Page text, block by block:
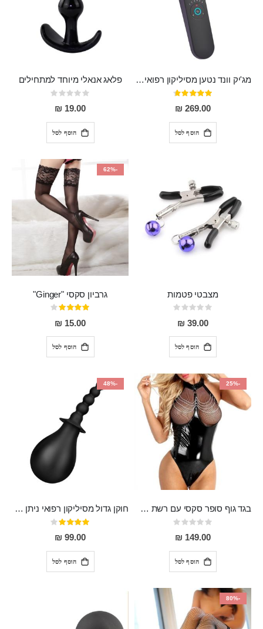
מג'יק וונד נטען מסיליקון רפואי חזק בעל 12 מצבי רטט ו6 מהירויות שונות ROMI
דירוג:
93%
269.00 ₪
הוסף לסל
פלאג אנאלי מיוחד למתחילים
Rating:
0%
19.00 ₪
הוסף לסל
מצבטי פטמות
Rating:
0%
39.00 ₪
הוסף לסל
-62%
גרביון סקסי "Ginger"
דירוג:
80%
15.00 ₪
הוסף לסל
-25%
בגד גוף סופר סקסי עם רשת שקופה בחזה ושרשרות מלמעלה וריצרץ מלמטה Pan במפשעה
Rating:
0%
149.00 ₪
הוסף לסל
-48%
חוקן גדול מסיליקון רפואי ניתן לשימוש גם כפלאג וגם כחרוזים אנאלים
דירוג:
80%
99.00 ₪
הוסף לסל
-80%